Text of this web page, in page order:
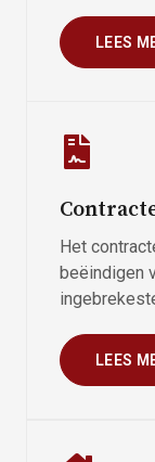
LEES
Het
beëindigen
LEES